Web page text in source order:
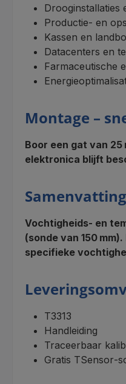
Drooginstallaties
Productie‑ en
Kassen en
Datacenters en
Farmaceutische
Montage –
Boor een gat van
elektronica blijft
Vochtigheids‑ en
(sonde van 150
specifieke
T3313
Handleiding
Traceerbaar
Gratis